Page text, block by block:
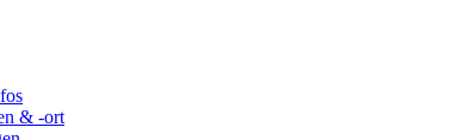
& -ort